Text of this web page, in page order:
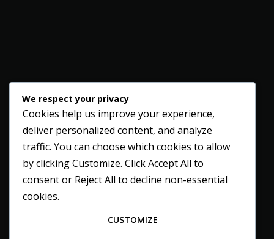
We respect your privacy
Cookies help us improve your experience,
deliver personalized content, and analyze
traffic. You can choose which cookies to allow
by clickingCustomize. ClickAccept All to
consent or Reject All to decline non-essential
cookies.
CUSTOMIZE